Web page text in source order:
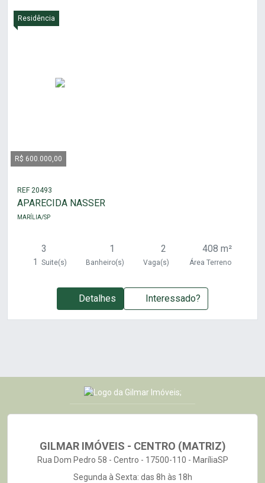
Residência
R$ 600.000,00
REF 20493
APARECIDA NASSER
MARÍLIA/SP
3
1 Suite(s)
1
Banheiro(s)
2
Vaga(s)
408 m²
Área Terreno
Detalhes Interessado?
GILMAR IMÓVEIS - CENTRO (MATRIZ)
Rua Dom Pedro 58 - Centro - 17500-110 - MaríliaSP
Segunda à Sexta: das 8h às 18h